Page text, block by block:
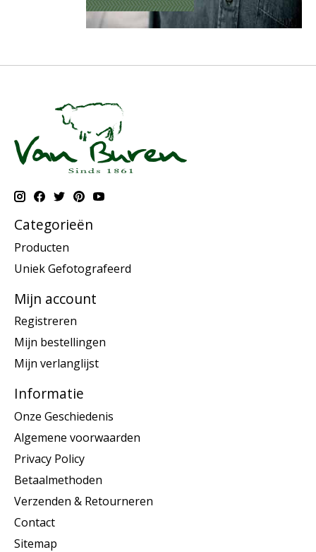
Categorieën
Producten
Uniek Gefotografeerd
Mijn account
Registreren
Mijn bestellingen
Mijn verlanglijst
Informatie
Onze Geschiedenis
Algemene voorwaarden
Privacy Policy
Betaalmethoden
Verzenden & Retourneren
Contact
Sitemap